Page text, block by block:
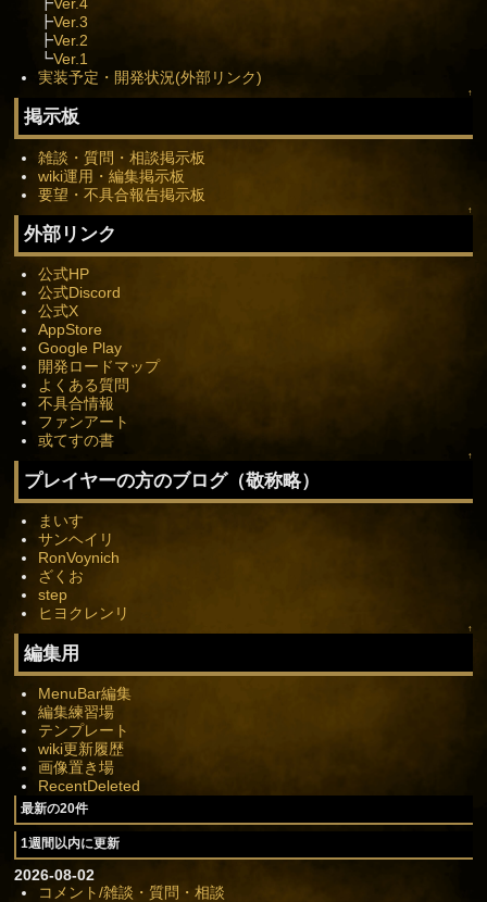
┣Ver.3
┣Ver.2
┗Ver.1
実装予定・開発状況(外部リンク)
↑
掲示板
雑談・質問・相談掲示板
wiki運用・編集掲示板
要望・不具合報告掲示板
↑
外部リンク
公式HP
公式Discord
公式X
AppStore
Google Play
開発ロードマップ
よくある質問
不具合情報
ファンアート
或てすの書
↑
プレイヤーの方のブログ（敬称略）
まいす
サンヘイリ
RonVoynich
ざくお
step
ヒヨクレンリ
↑
編集用
MenuBar編集
編集練習場
テンプレート
wiki更新履歴
画像置き場
RecentDeleted
最新の20件
1週間以内に更新
2026-08-02
コメント/雑談・質問・相談